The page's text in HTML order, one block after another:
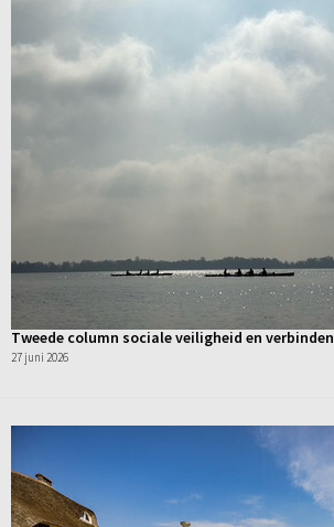
Tweede column sociale veiligheid en verbinden
27 juni 2026